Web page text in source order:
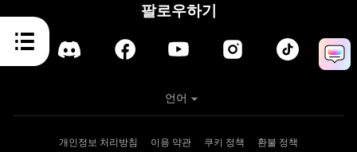
팔로우하기
개인정보 처리방침 이용 약관 쿠키 정책 환불 정책
언어